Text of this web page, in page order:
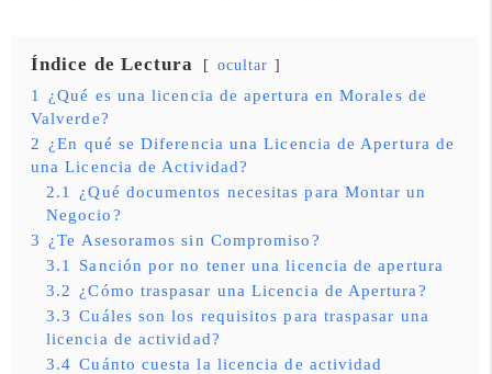
Índice de Lectura ocultar
1
¿Qué es una licencia de apertura en Morales de
Valverde?
2 ¿En qué se Diferencia una Licencia de Apertura de
una Licencia de Actividad?
2.1
¿Qué documentos necesitas para Montar un
Negocio?
3 ¿Te Asesoramos sin Compromiso?
3.1
Sanción por no tener una licencia de apertura
3.2 ¿Cómo traspasar una Licencia de Apertura?
3.3 Cuáles son los requisitos para traspasar una
licencia de actividad?
3.4 Cuánto cuesta la licencia de actividad